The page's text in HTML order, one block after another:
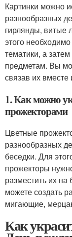
Картинки можно
разнообразных
гирлянды, витые
этого
тематики, а
предметам. Вы
связав их вместе
1. Как можно
прожекторами
Цветные
разнообразных
беседки. Для
прожекторы
разместить их
можете создать
мигающие,
Как